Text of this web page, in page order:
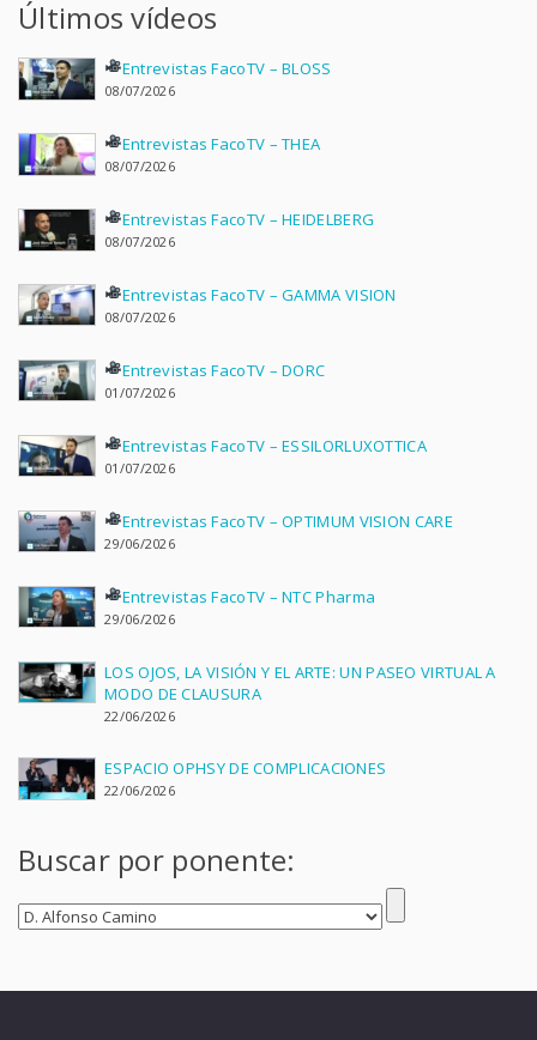
Últimos vídeos
Entrevistas FacoTV – BLOSS
08/07/2026
Entrevistas FacoTV – THEA
08/07/2026
Entrevistas FacoTV – HEIDELBERG
08/07/2026
Entrevistas FacoTV – GAMMA VISION
08/07/2026
Entrevistas FacoTV – DORC
01/07/2026
Entrevistas FacoTV – ESSILORLUXOTTICA
01/07/2026
Entrevistas FacoTV – OPTIMUM VISION CARE
29/06/2026
Entrevistas FacoTV – NTC Pharma
29/06/2026
LOS OJOS, LA VISIÓN Y EL ARTE: UN PASEO VIRTUAL A
MODO DE CLAUSURA
22/06/2026
ESPACIO OPHSY DE COMPLICACIONES
22/06/2026
Buscar por ponente: